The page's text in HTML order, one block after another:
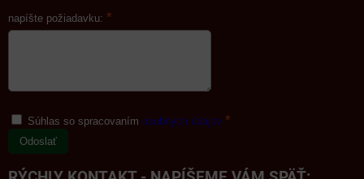
napíšte požiadavku: *
Súhlas so spracovaním osobných údajov *
Odoslať